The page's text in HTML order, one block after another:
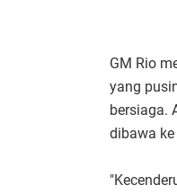
GM Rio
yang
bersiaga.
dibawa